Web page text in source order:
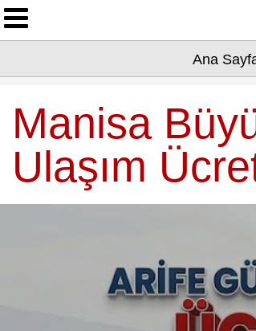
Çevre
Dünya
Ana
Manisa
Ulaşım